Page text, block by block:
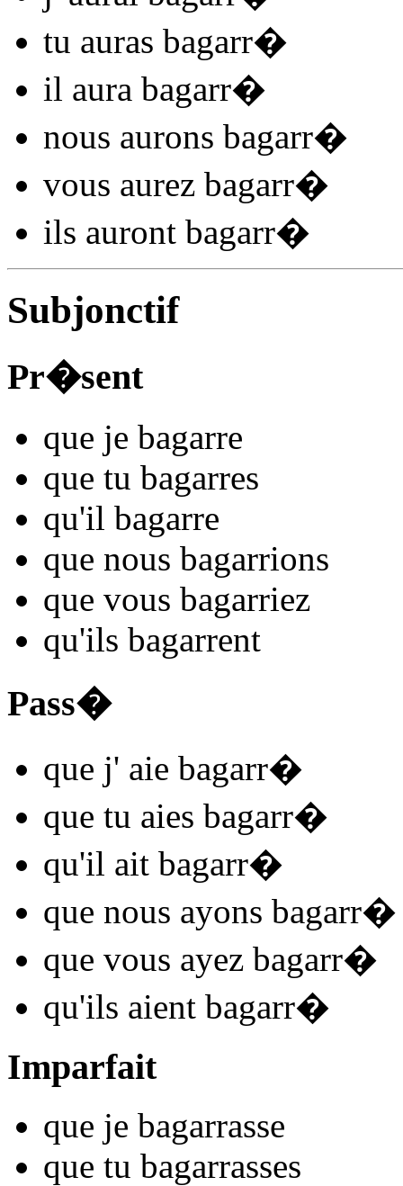
tu auras bagarr�
il aura bagarr�
nous aurons bagarr�
vous aurez bagarr�
ils auront bagarr�
Subjonctif
Pr�sent
que je bagarre
que tu bagarres
qu'il bagarre
que nous bagarrions
que vous bagarriez
qu'ils bagarrent
Pass�
que j' aie bagarr�
que tu aies bagarr�
qu'il ait bagarr�
que nous ayons bagarr�
que vous ayez bagarr�
qu'ils aient bagarr�
Imparfait
que je bagarrasse
que tu bagarrasses